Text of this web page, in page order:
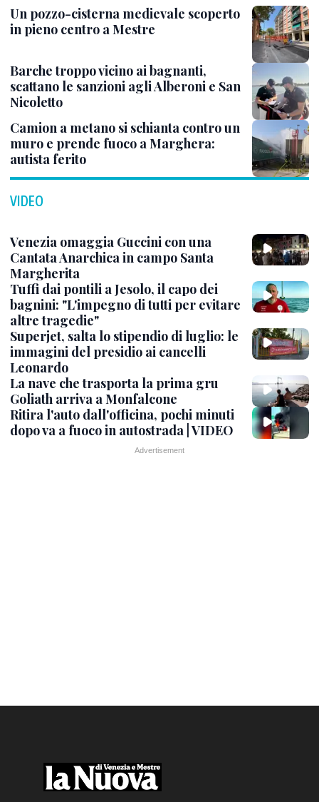
Un pozzo-cisterna medievale scoperto
in pieno centro a Mestre
Barche troppo vicino ai bagnanti,
scattano le sanzioni agli Alberoni e San
Nicoletto
Camion a metano si schianta contro un
muro e prende fuoco a Marghera:
autista ferito
VIDEO
Venezia omaggia Guccini con una
Cantata Anarchica in campo Santa
Margherita
Tuffi dai pontili a Jesolo, il capo dei
bagnini: "L'impegno di tutti per evitare
altre tragedie"
Superjet, salta lo stipendio di luglio: le
immagini del presidio ai cancelli
Leonardo
La nave che trasporta la prima gru
Goliath arriva a Monfalcone
Ritira l'auto dall'officina, pochi minuti
dopo va a fuoco in autostrada | VIDEO